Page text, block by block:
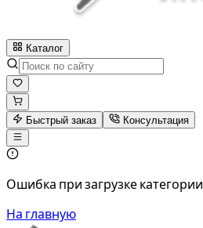
Каталог
Быстрый заказ Консультация
Ошибка при загрузке категории
На главную